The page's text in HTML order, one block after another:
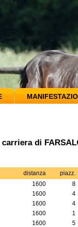
di
distanza
piazz.
1600
8
1600
4
1600
4
1600
1
1600 5